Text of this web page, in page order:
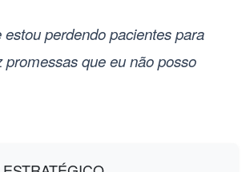
estou perdendo pacientes para
promessas que eu não posso